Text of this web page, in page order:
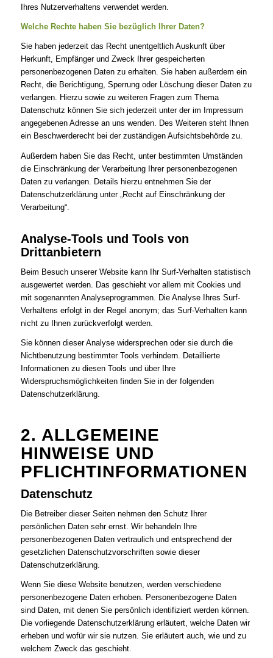
Ihres Nutzerverhaltens verwendet werden.
Welche Rechte haben Sie bezüglich Ihrer Daten?
Sie haben jederzeit das Recht unentgeltlich Auskunft über
Herkunft, Empfänger und Zweck Ihrer gespeicherten
personenbezogenen Daten zu erhalten. Sie haben außerdem ein
Recht, die Berichtigung, Sperrung oder Löschung dieser Daten zu
verlangen. Hierzu sowie zu weiteren Fragen zum Thema
Datenschutz können Sie sich jederzeit unter der im Impressum
angegebenen Adresse an uns wenden. Des Weiteren steht Ihnen
ein Beschwerderecht bei der zuständigen Aufsichtsbehörde zu.
Außerdem haben Sie das Recht, unter bestimmten Umständen
die Einschränkung der Verarbeitung Ihrer personenbezogenen
Daten zu verlangen. Details hierzu entnehmen Sie der
Datenschutzerklärung unter „Recht auf Einschränkung der
Verarbeitung“.
Analyse-Tools und Tools von
Drittanbietern
Beim Besuch unserer Website kann Ihr Surf-Verhalten statistisch
ausgewertet werden. Das geschieht vor allem mit Cookies und
mit sogenannten Analyseprogrammen. Die Analyse Ihres Surf-
Verhaltens erfolgt in der Regel anonym; das Surf-Verhalten kann
nicht zu Ihnen zurückverfolgt werden.
Sie können dieser Analyse widersprechen oder sie durch die
Nichtbenutzung bestimmter Tools verhindern. Detaillierte
Informationen zu diesen Tools und über Ihre
Widerspruchsmöglichkeiten finden Sie in der folgenden
Datenschutzerklärung.
2. ALLGEMEINE
HINWEISE UND
PFLICHTINFORMATIONEN
Datenschutz
Die Betreiber dieser Seiten nehmen den Schutz Ihrer
persönlichen Daten sehr ernst. Wir behandeln Ihre
personenbezogenen Daten vertraulich und entsprechend der
gesetzlichen Datenschutzvorschriften sowie dieser
Datenschutzerklärung.
Wenn Sie diese Website benutzen, werden verschiedene
personenbezogene Daten erhoben. Personenbezogene Daten
sind Daten, mit denen Sie persönlich identifiziert werden können.
Die vorliegende Datenschutzerklärung erläutert, welche Daten wir
erheben und wofür wir sie nutzen. Sie erläutert auch, wie und zu
welchem Zweck das geschieht.